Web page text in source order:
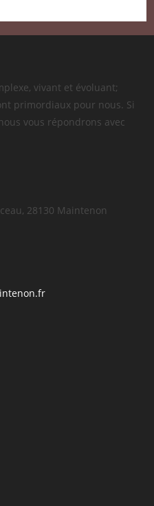
vivant et évoluant;
primordiaux pour nous. Si
vous répondrons avec
28130 Maintenon
S’ouvre